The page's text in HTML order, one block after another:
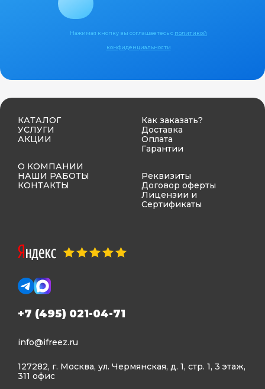
Нажимая кнопку вы соглашаетесь с политикой
конфиденциальности
КАТАЛОГ
УСЛУГИ
АКЦИИ
О КОМПАНИИ
НАШИ РАБОТЫ
КОНТАКТЫ
Как заказать?
Доставка
Оплата
Гарантии
Реквизиты
Договор оферты
Лицензии и
Сертификаты
+7 (495) 021-04-71
info@ifreez.ru
127282, г. Москва, ул. Чермянская, д. 1, стр. 1, 3 этаж,
311 офис